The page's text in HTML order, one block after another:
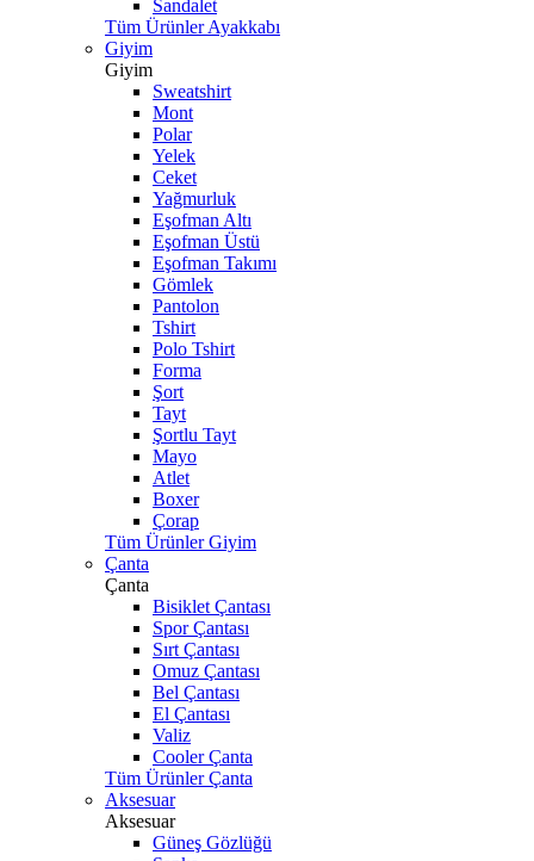
Sandalet
Tüm Ürünler Ayakkabı
Giyim
Giyim
Sweatshirt
Mont
Polar
Yelek
Ceket
Yağmurluk
Eşofman Altı
Eşofman Üstü
Eşofman Takımı
Gömlek
Pantolon
Tshirt
Polo Tshirt
Forma
Şort
Tayt
Şortlu Tayt
Mayo
Atlet
Boxer
Çorap
Tüm Ürünler Giyim
Çanta
Çanta
Bisiklet Çantası
Spor Çantası
Sırt Çantası
Omuz Çantası
Bel Çantası
El Çantası
Valiz
Cooler Çanta
Tüm Ürünler Çanta
Aksesuar
Aksesuar
Güneş Gözlüğü